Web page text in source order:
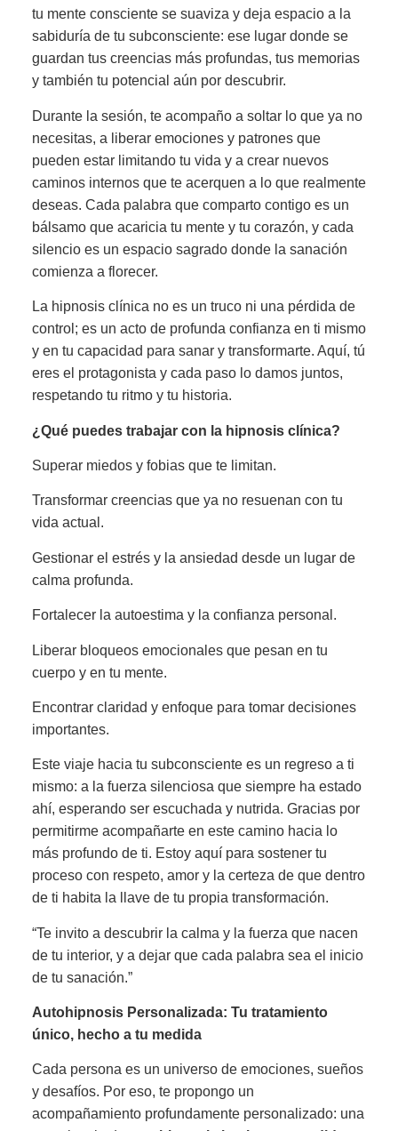
tu mente consciente se suaviza y deja espacio a la
sabiduría de tu subconsciente: ese lugar donde se
guardan tus creencias más profundas, tus memorias
y también tu potencial aún por descubrir.
Durante la sesión, te acompaño a soltar lo que ya no
necesitas, a liberar emociones y patrones que
pueden estar limitando tu vida y a crear nuevos
caminos internos que te acerquen a lo que realmente
deseas. Cada palabra que comparto contigo es un
bálsamo que acaricia tu mente y tu corazón, y cada
silencio es un espacio sagrado donde la sanación
comienza a florecer.
La hipnosis clínica no es un truco ni una pérdida de
control; es un acto de profunda confianza en ti mismo
y en tu capacidad para sanar y transformarte. Aquí, tú
eres el protagonista y cada paso lo damos juntos,
respetando tu ritmo y tu historia.
¿Qué puedes trabajar con la hipnosis clínica?
Superar miedos y fobias que te limitan.
Transformar creencias que ya no resuenan con tu
vida actual.
Gestionar el estrés y la ansiedad desde un lugar de
calma profunda.
Fortalecer la autoestima y la confianza personal.
Liberar bloqueos emocionales que pesan en tu
cuerpo y en tu mente.
Encontrar claridad y enfoque para tomar decisiones
importantes.
Este viaje hacia tu subconsciente es un regreso a ti
mismo: a la fuerza silenciosa que siempre ha estado
ahí, esperando ser escuchada y nutrida. Gracias por
permitirme acompañarte en este camino hacia lo
más profundo de ti. Estoy aquí para sostener tu
proceso con respeto, amor y la certeza de que dentro
de ti habita la llave de tu propia transformación.
“Te invito a descubrir la calma y la fuerza que nacen
de tu interior, y a dejar que cada palabra sea el inicio
de tu sanación.”
Autohipnosis Personalizada: Tu tratamiento
único, hecho a tu medida
Cada persona es un universo de emociones, sueños
y desafíos. Por eso, te propongo un
acompañamiento profundamente personalizado: una